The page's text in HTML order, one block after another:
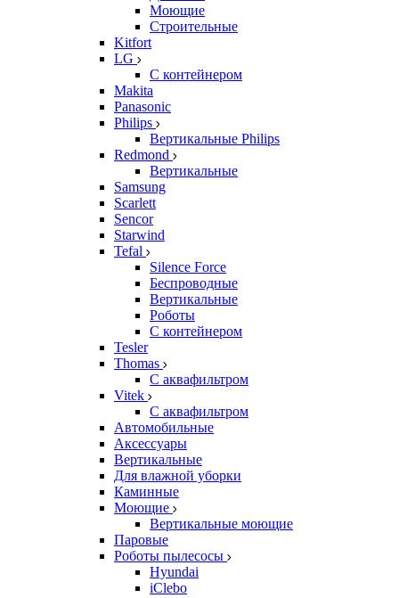
Моющие
Строительные
Kitfort
LG
С контейнером
Makita
Panasonic
Philips
Вертикальные Philips
Redmond
Вертикальные
Samsung
Scarlett
Sencor
Starwind
Tefal
Silence Force
Беспроводные
Вертикальные
Роботы
С контейнером
Tesler
Thomas
С аквафильтром
Vitek
С аквафильтром
Автомобильные
Аксессуары
Вертикальные
Для влажной уборки
Каминные
Моющие
Вертикальные моющие
Паровые
Роботы пылесосы
Hyundai
iClebo